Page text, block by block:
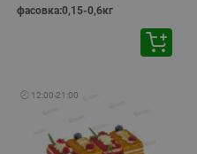
фасовка:0,15-0,6кг
🕘 12:00-21:00